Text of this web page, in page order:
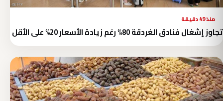
منذ 49 دقيقة
تجاوز إشغال فنادق الغردقة 80% رغم زيادة الأسعار 20% على الأقل